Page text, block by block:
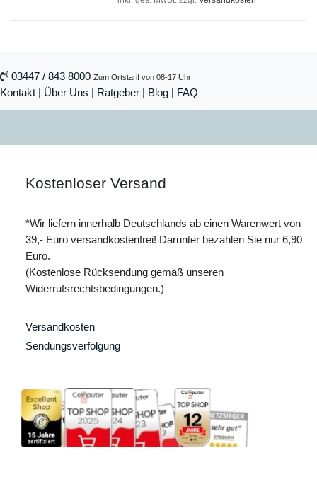
03447 / 843 8000 Zum Ortstarif von 08-17 Uhr
Kontakt | Über Uns | Ratgeber | Blog | FAQ
Kostenloser Versand
*Wir liefern innerhalb Deutschlands ab einen Warenwert von
39,- Euro versandkostenfrei! Darunter bezahlen Sie nur 6,90
Euro.
(Kostenlose Rücksendung gemäß unseren
Widerrufsrechtsbedingungen.)
Versandkosten
Sendungsverfolgung